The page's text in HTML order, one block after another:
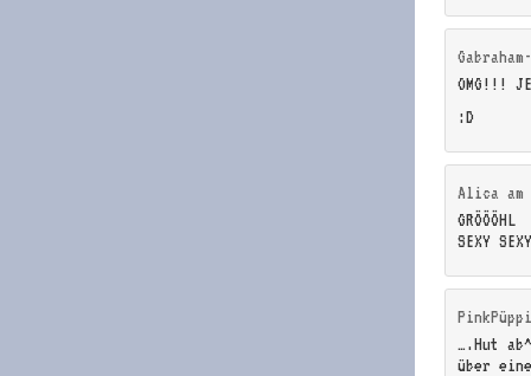
OMG!!!
:D
Alica am
GRÖÖÖHL
SEXY
PinkPüppi
….Hut
über